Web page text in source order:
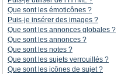
Que sont les émoticônes ?
Puis-je insérer des images ?
Que sont les annonces globales ?
Que sont les annonces ?
Que sont les notes ?
Que sont les sujets verrouillés ?
Que sont les icônes de sujet ?